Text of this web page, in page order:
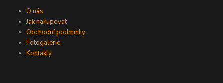
O nás
Jak nakupovat
Obchodní podmínky
Fotogalerie
Kontakty